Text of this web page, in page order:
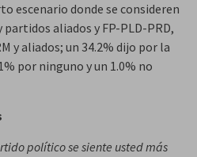
escenario donde se consideren
aliados y FP-PLD-PRD,
y aliados; un 34.2% dijo por la
por ninguno y un 1.0% no
político se siente usted más